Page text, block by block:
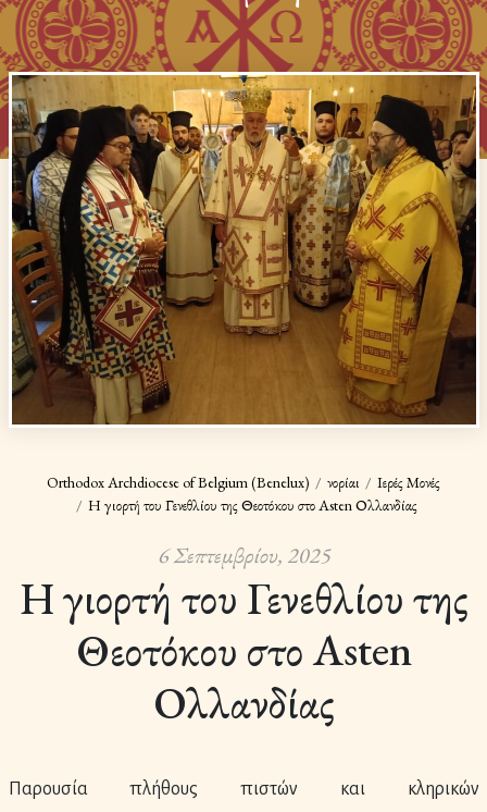
Orthodox Archdiocese of Belgium (Benelux) Ἐνορίαι
Ιερές Μονές
Η γιορτή του Γενεθλίου της Θεοτόκου στο Asten Ολλανδίας
6 Σεπτεμβρίου, 2025
Η γιορτή του Γενεθλίου της
Θεοτόκου στο Asten
Ολλανδίας
Παρουσία πλήθους πιστών και κληρικών